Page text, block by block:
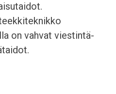
on vahvat viestintä-